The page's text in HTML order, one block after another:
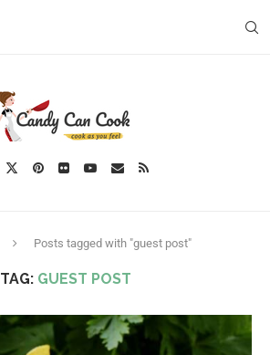
Posts tagged with "guest post"
TAG: GUEST POST